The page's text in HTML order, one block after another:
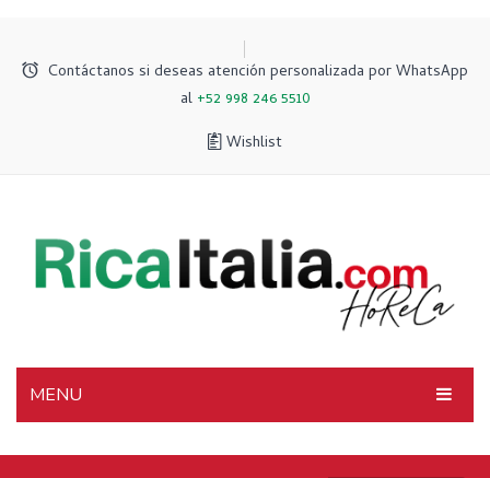
Contáctanos si deseas atención personalizada por WhatsApp
al +52 998 246 5510
Wishlist
MENU
INICIO